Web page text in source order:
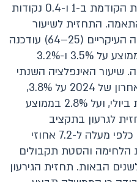
שיעורי צמיחה נמוכים מהתחזית הקודמת ב-1 ו-0.4 נקודות
2024 ו-2025 בהתאמה. התחזית לשיעור
האבטלה הרחבה בגילי העבודה העיקריים (25–64) עודכנה
כלפי מטה והוא צפוי לעמוד בממוצע על 3.5% ו-3.2%
2025, בהתאמה. שיעור האינפלציה השנתי
צפוי לעמוד בממוצע הרביע האחרון של 2024 על 3.8%,
שיעור גבוה מהתחזית הקודמת ביולי, ועל 2.8% בממוצע
של 2025. התחזית לגרעון בתקציב
הממשלה לשנת 2024 עודכנה כלפי מעלה ל-7.2 אחוזי
הלחימה והסטת תקבולים
הבאות. תחזית הגירעון